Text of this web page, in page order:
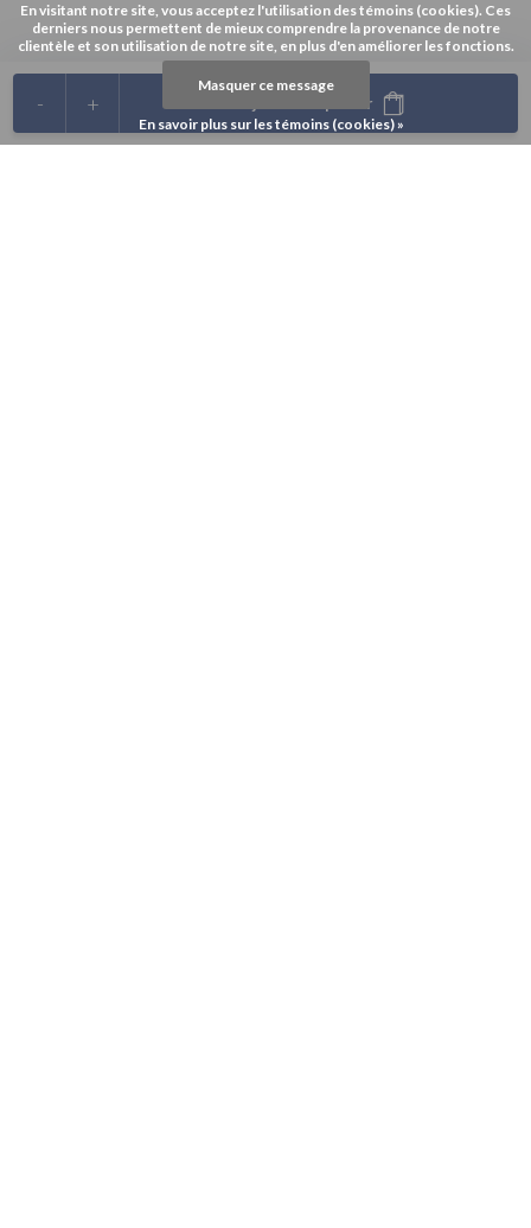
+
- Ajouter au panier
En visitant notre site, vous acceptez l'utilisation des témoins (cookies). Ces
derniers nous permettent de mieux comprendre la provenance de notre
clientèle et son utilisation de notre site, en plus d'en améliorer les fonctions.
Masquer ce message
En savoir plus sur les témoins (cookies) »